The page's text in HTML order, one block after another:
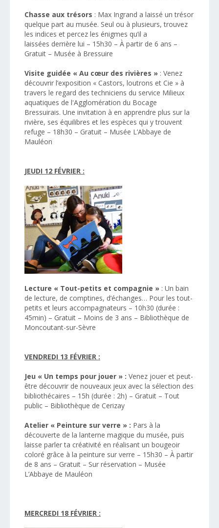
Chasse aux trésors : Max Ingrand a laissé un trésor
quelque part au musée. Seul ou à plusieurs, trouvez
les indices et percez les énigmes qu’il a
laissées derrière lui – 15h30 – À partir de 6 ans –
Gratuit – Musée à Bressuire
Visite guidée « Au cœur des rivières » : Venez
découvrir l’exposition « Castors, loutrons et Cie » à
travers le regard des techniciens du service Milieux
aquatiques de l'Agglomération du Bocage
Bressuirais. Une invitation à en apprendre plus sur la
rivière, ses équilibres et les espèces qui y trouvent
refuge – 18h30 – Gratuit – Musée L’Abbaye de
Mauléon
JEUDI 12 FÉVRIER :
Lecture « Tout-petits et compagnie » : Un bain
de lecture, de comptines, d’échanges… Pour les tout-
petits et leurs accompagnateurs – 10h30 (durée :
45min) – Gratuit – Moins de 3 ans – Bibliothèque de
Moncoutant-sur-Sèvre
VENDREDI 13 FÉVRIER :
Jeu « Un temps pour jouer » : Venez jouer et peut-
être découvrir de nouveaux jeux avec la sélection des
bibliothécaires – 15h (durée : 2h) – Gratuit – Tout
public – Bibliothèque de Cerizay
Atelier « Peinture sur verre » : Pars à la
découverte de la lanterne magique du musée, puis
laisse parler ta créativité en réalisant un bougeoir
coloré grâce à la peinture sur verre – 15h30 – À partir
de 8 ans – Gratuit – Sur réservation – Musée
L’Abbaye de Mauléon
MERCREDI 18 FÉVRIER :